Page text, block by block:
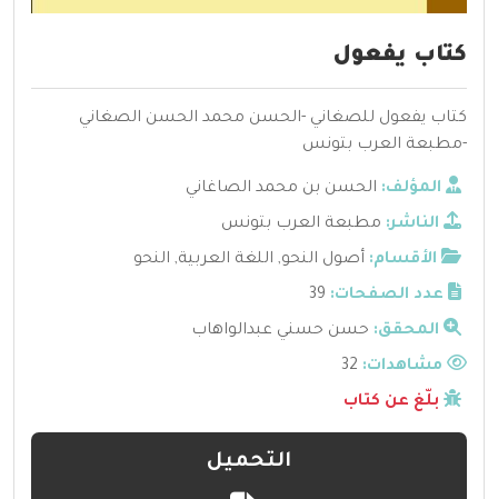
كتاب يفعول
كتاب يفعول للصغاني -الحسن محمد الحسن الصغاني
-مطبعة العرب بتونس
المؤلف: الحسن بن محمد الصاغاني
الناشر: مطبعة العرب بتونس
الأقسام: أصول النحو, اللغة العربية, النحو
عدد الصفحات: 39
المحقق: حسن حسني عبدالواهاب
مشاهدات:
بلّغ عن كتاب
التحميل